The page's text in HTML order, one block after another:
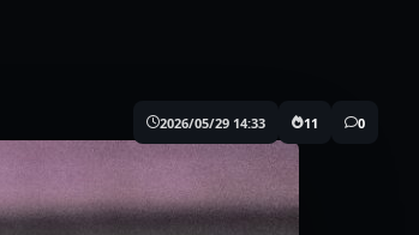
2026/05/29 14:33 11 0